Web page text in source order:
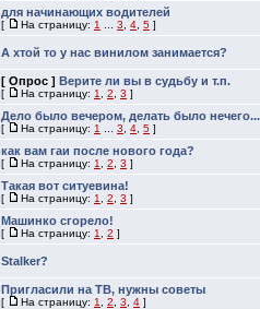
для начинающих водителей
[ На страницу: 1 3 4 5 ]
А хтой то у нас винилом занимается?
[ Опрос ] Верите ли вы в судьбу и т.п.
[ На страницу: 1 2 3 ]
Дело было вечером, делать было нечего...
[ На страницу: 1 3 4 5 ]
как вам гаи после нового года?
[ На страницу: 1 2 3 ]
Такая вот ситуевина!
[ На страницу: 1 2 3 ]
Машинко сгорело!
[ На страницу: 1 2 ]
Stalker?
Пригласили на ТВ, нужны советы
[ На страницу: 1 2 3 4 ]